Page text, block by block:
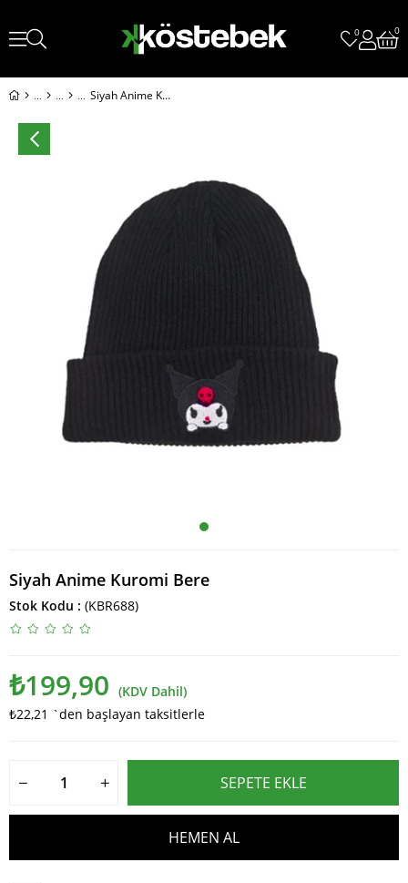
0 0
Siyah Anime Kuromi Bere
Siyah Anime Kuromi Bere
Stok Kodu (KBR688)
₺199,90 (KDV Dahil)
₺22,21 `den başlayan taksitlerle